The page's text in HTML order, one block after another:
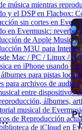
música mientras
y el DSP en Flacbox:
sin cortes en
en Evermusic:
de Apple Music y
M3U para
Mac / PC / Linux /
en iPhone usando
para pistas
para archivos de audio
entre dispositivos
álbumes,
musical de
de Reproducción
de iCloud en